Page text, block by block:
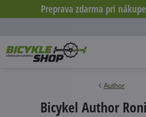
Preprava zdarma pri
Author
Bicykel Author